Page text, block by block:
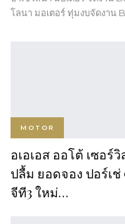
GAC เผยโฉม AION UT แล
GT Auto ฉลองเปิดส
“พัฒนาการ”กลางเดือ